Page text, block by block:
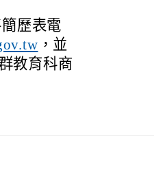
歷表電
，並
教育科商